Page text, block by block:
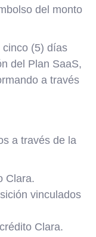
del monto
cinco (5) días
del Plan SaaS,
a través
a través de la
Clara.
vinculados
Clara.